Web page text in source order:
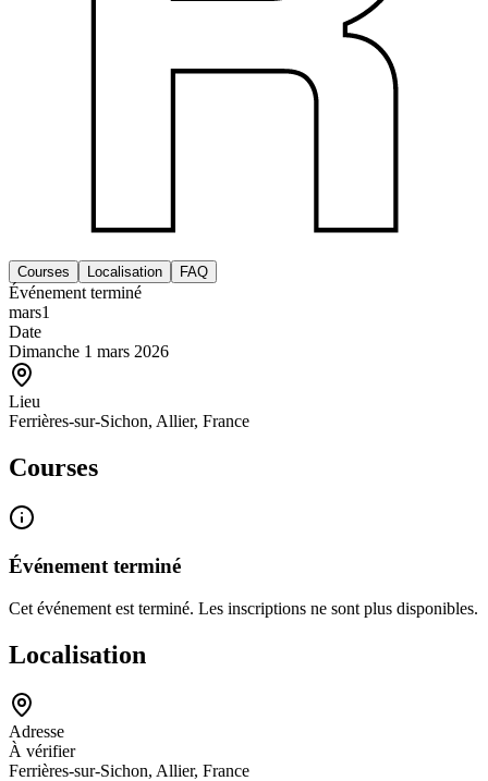
Courses Localisation FAQ
Événement terminé
mars1
Date
Dimanche 1 mars 2026
Lieu
Ferrières-sur-Sichon, Allier, France
Courses
Événement terminé
Cet événement est terminé. Les inscriptions ne sont plus disponibles.
Localisation
Adresse
À vérifier
Ferrières-sur-Sichon, Allier, France